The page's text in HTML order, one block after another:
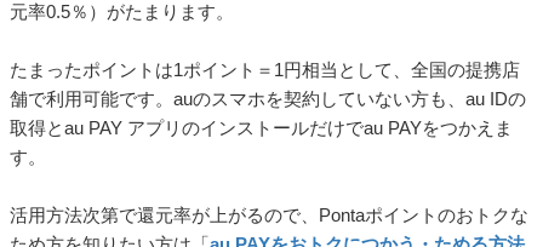
元率0.5％）がたまります。
たまったポイントは1ポイント＝1円相当として、全国の提携店
舗で利用可能です。auのスマホを契約していない方も、au IDの
取得とau PAY アプリのインストールだけでau PAYをつかえま
す。
活用方法次第で還元率が上がるので、Pontaポイントのおトクな